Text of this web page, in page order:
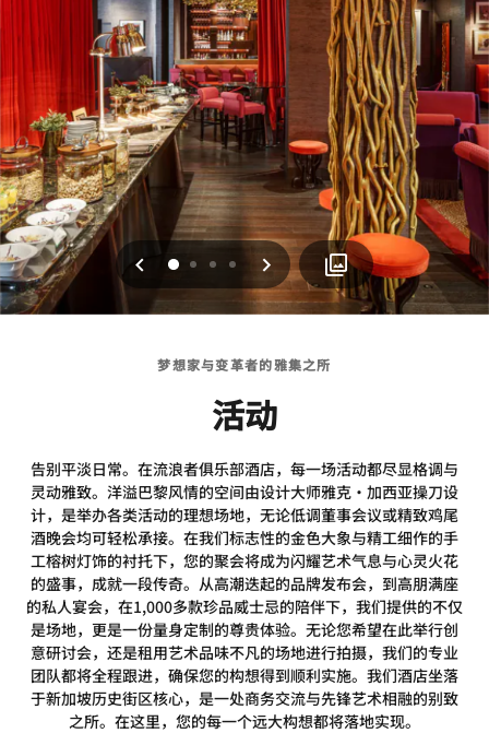
上一页
0 1 2 3 下一页
梦想家与变革者的雅集之所
活动
告别平淡日常。在流浪者俱乐部酒店，每一场活动都尽显格调与
灵动雅致。洋溢巴黎风情的空间由设计大师雅克·加西亚操刀设
计，是举办各类活动的理想场地，无论低调董事会议或精致鸡尾
酒晚会均可轻松承接。在我们标志性的金色大象与精工细作的手
工榕树灯饰的衬托下，您的聚会将成为闪耀艺术气息与心灵火花
的盛事，成就一段传奇。从高潮迭起的品牌发布会，到高朋满座
的私人宴会，在1,000多款珍品威士忌的陪伴下，我们提供的不仅
是场地，更是一份量身定制的尊贵体验。无论您希望在此举行创
意研讨会，还是租用艺术品味不凡的场地进行拍摄，我们的专业
团队都将全程跟进，确保您的构想得到顺利实施。我们酒店坐落
于新加坡历史街区核心，是一处商务交流与先锋艺术相融的别致
之所。在这里，您的每一个远大构想都将落地实现。